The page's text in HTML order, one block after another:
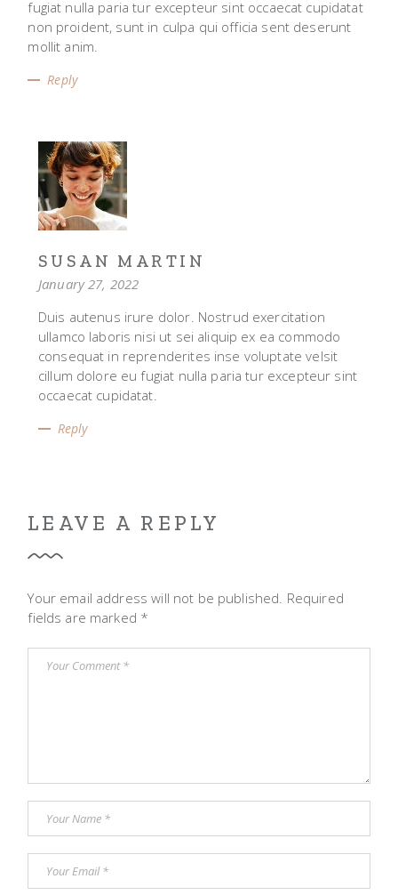
fugiat nulla paria tur excepteur sint occaecat cupidatat
non proident, sunt in culpa qui officia sent deserunt
mollit anim.
Reply
SUSAN MARTIN
January 27, 2022
Duis autenus irure dolor. Nostrud exercitation
ullamco laboris nisi ut sei aliquip ex ea commodo
consequat in reprenderites inse voluptate velsit
cillum dolore eu fugiat nulla paria tur excepteur sint
occaecat cupidatat.
Reply
LEAVE A REPLY
Your email address will not be published. Required
fields are marked *